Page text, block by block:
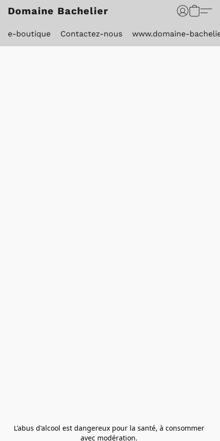
Domaine Bachelier
e-boutique Contactez-nous www.domaine-
L'abus d'alcool est dangereux pour la santé, à consommer
avec modération.